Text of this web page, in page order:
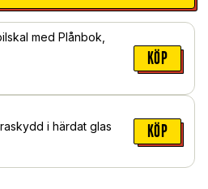
med Plånbok,
KÖP
i härdat glas
KÖP